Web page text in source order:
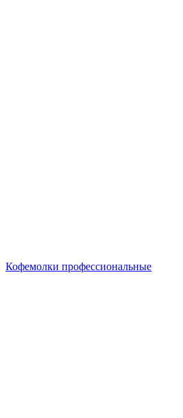
Кофемолки профессиональные